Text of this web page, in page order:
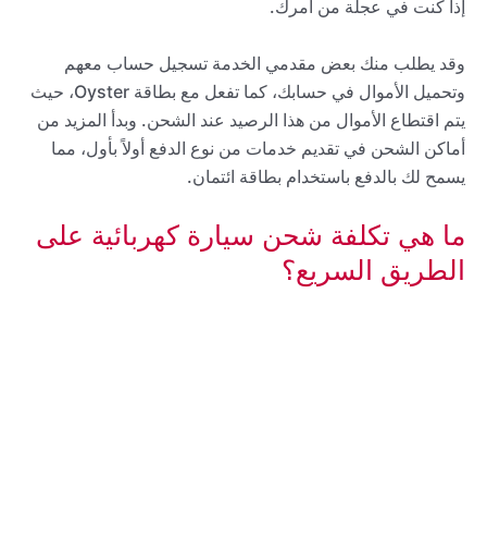
إذا كنت في عجلة من أمرك.
وقد يطلب منك بعض مقدمي الخدمة تسجيل حساب معهم
وتحميل الأموال في حسابك، كما تفعل مع بطاقة Oyster، حيث
يتم اقتطاع الأموال من هذا الرصيد عند الشحن. وبدأ المزيد من
أماكن الشحن في تقديم خدمات من نوع الدفع أولاً بأول، مما
يسمح لك بالدفع باستخدام بطاقة ائتمان.
ما هي تكلفة شحن سيارة كهربائية على
الطريق السريع؟